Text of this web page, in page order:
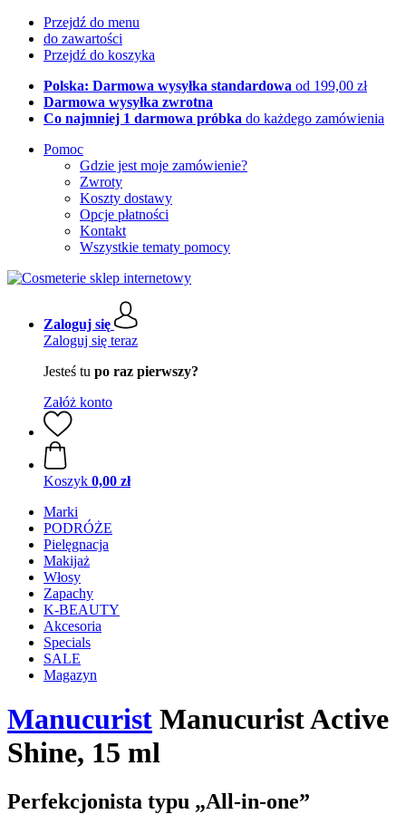
Przejdź do menu
do zawartości
Przejdź do koszyka
Polska: Darmowa wysyłka standardowa od 199,00 zł
Darmowa wysyłka zwrotna
Co najmniej 1 darmowa próbka do każdego zamówienia
Pomoc
Gdzie jest moje zamówienie?
Zwroty
Koszty dostawy
Opcje płatności
Kontakt
Wszystkie tematy pomocy
Zaloguj się
Zaloguj się teraz
Jesteś tu po raz pierwszy?
Załóż konto
Koszyk 0,00 zł
Marki
PODRÓŻE
Pielęgnacja
Makijaż
Włosy
Zapachy
K-BEAUTY
Akcesoria
Specials
SALE
Magazyn
Manucurist Manucurist Active
Shine, 15 ml
Perfekcjonista typu „All-in-one”